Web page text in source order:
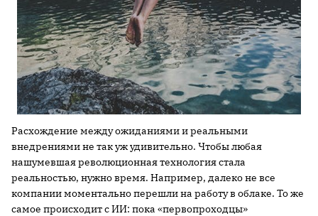
Расхождение между ожиданиями и реальными
внедрениями не так уж удивительно. Чтобы любая
нашумевшая революционная технология стала
реальностью, нужно время. Например, далеко не все
компании моментально перешли на работу в облаке. То же
самое происходит с ИИ: пока «первопроходцы»